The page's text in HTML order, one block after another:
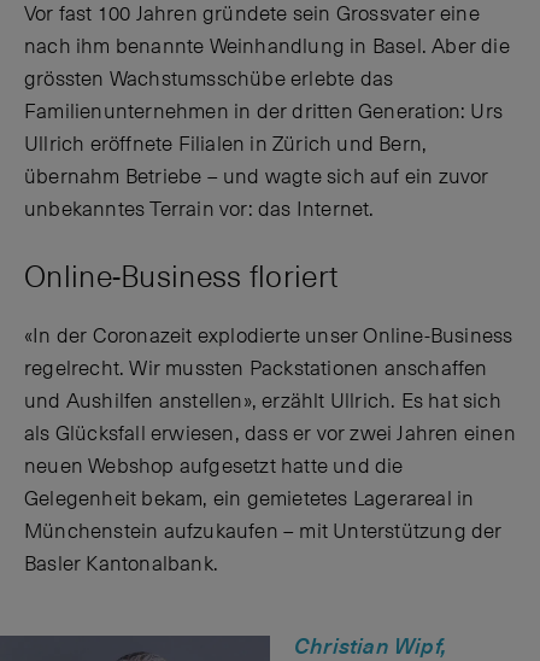
Vor fast 100 Jahren gründete sein Grossvater eine
nach ihm benannte Weinhandlung in Basel. Aber die
grössten Wachstumsschübe erlebte das
Familienunternehmen in der dritten Generation: Urs
Ullrich eröffnete Filialen in Zürich und Bern,
übernahm Betriebe – und wagte sich auf ein zuvor
unbekanntes Terrain vor: das Internet.
Online-Business floriert
«In der Coronazeit explodierte unser Online-Business
regelrecht. Wir mussten Packstationen anschaffen
und Aushilfen anstellen», erzählt Ullrich. Es hat sich
als Glücksfall erwiesen, dass er vor zwei Jahren einen
neuen Webshop aufgesetzt hatte und die
Gelegenheit bekam, ein gemietetes Lagerareal in
Münchenstein aufzukaufen – mit Unterstützung der
Basler Kantonalbank.
Christian Wipf,